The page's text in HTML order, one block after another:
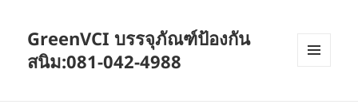
GreenVCI บรรจุภัณฑ์ป้องกัน
สนิม:081-042-4988